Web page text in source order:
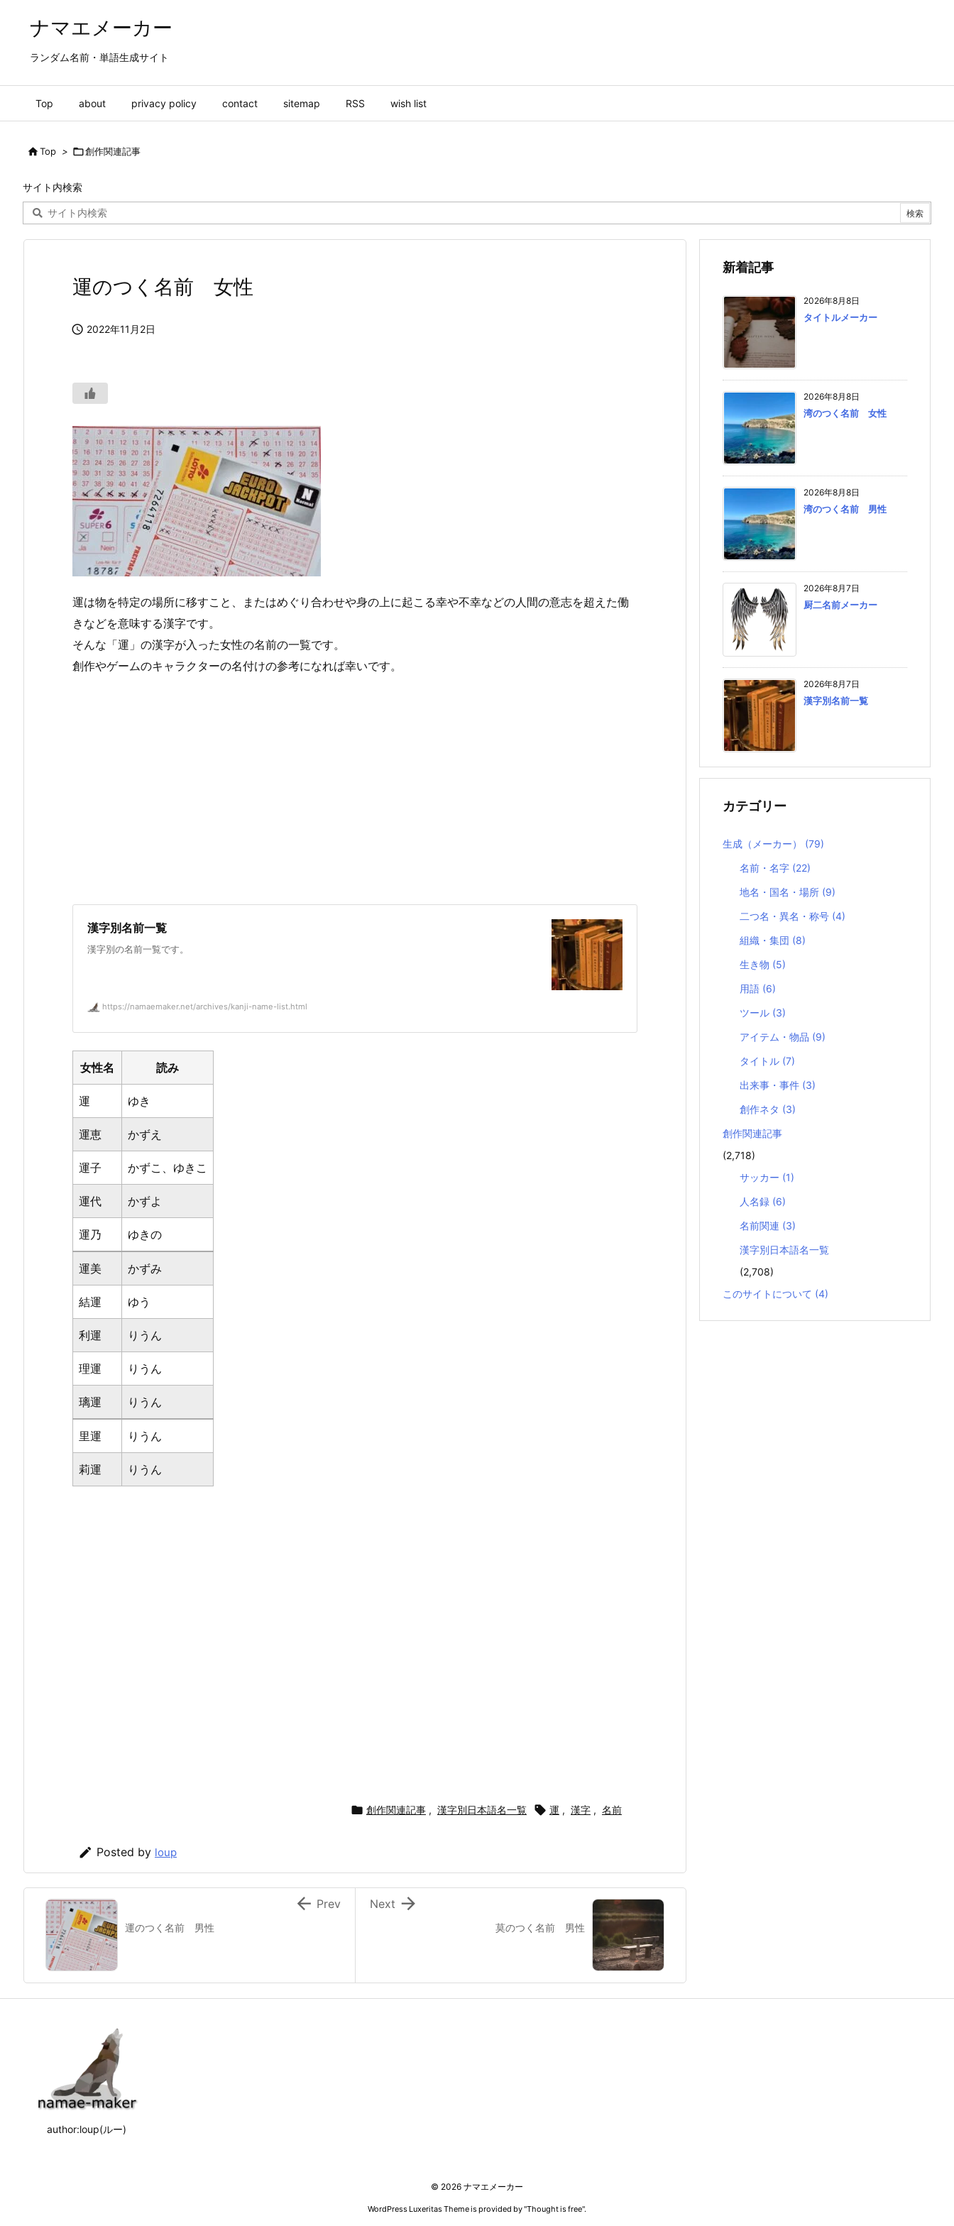
ナマエメーカー
ランダム名前・単語生成サイト
Top about privacy policy contact sitemap RSS wish list
Top > 創作関連記事
サイト内検索
運のつく名前 女性
 2022年11月2日
運は物を特定の場所に移すこと、またはめぐり合わせや身の上に起こる幸や不幸などの人間の意志を超えた働
きなどを意味する漢字です。
そんな「運」の漢字が入った女性の名前の一覧です。
創作やゲームのキャラクターの名付けの参考になれば幸いです。
漢字別名前一覧
漢字別の名前一覧です。
https://namaemaker.net/archives/kanji-name-list.html
女性名 読み
運 ゆき
運恵 かずえ
運子 かずこ、ゆきこ
運代 かずよ
運乃 ゆきの
運美 かずみ
結運 ゆう
利運 りうん
理運 りうん
璃運 りうん
里運 りうん
莉運 りうん
 創作関連記事 , 漢字別日本語名一覧  運 , 漢字 , 名前
 Posted by loup
莫のつく名前 男性

Next
運のつく名前 男性
 Prev
新着記事
2026年8月8日
タイトルメーカー
2026年8月8日
湾のつく名前 女性
2026年8月8日
湾のつく名前 男性
2026年8月7日
厨二名前メーカー
2026年8月7日
漢字別名前一覧
カテゴリー
生成（メーカー） (79)
名前・名字 (22)
地名・国名・場所 (9)
二つ名・異名・称号 (4)
組織・集団 (8)
生き物 (5)
用語 (6)
ツール (3)
アイテム・物品 (9)
タイトル (7)
出来事・事件 (3)
創作ネタ (3)
創作関連記事
(2,718)
サッカー (1)
人名録 (6)
名前関連 (3)
漢字別日本語名一覧
(2,708)
このサイトについて (4)
author:loup(ルー)
© 2026 ナマエメーカー
WordPress Luxeritas Theme is provided by "Thought is free".